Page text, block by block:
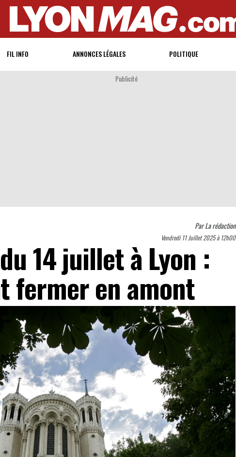
FIL INFO ANNONCES LÉGALES POLITIQUE
Publicité
ParLa rédaction
Vendredi 11 Juillet 2025 à 12h00
14 juillet à Lyon :
fermer en amont